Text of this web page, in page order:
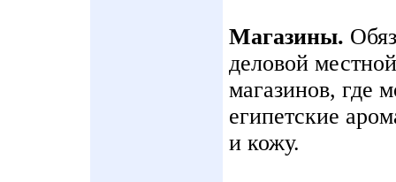
Магазины.
деловой
магазинов, где
египетские
и кожу.